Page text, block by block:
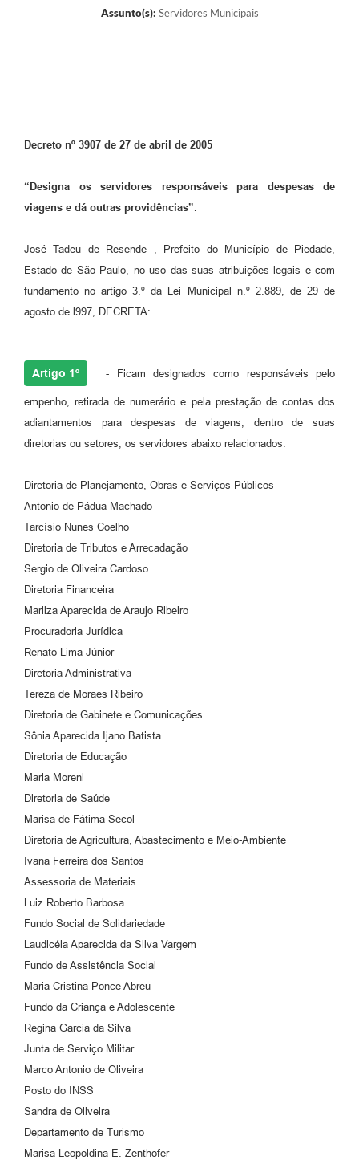
Assunto(s): Servidores Municipais
Decreto nº 3907 de 27 de abril de 2005
“Designa os servidores responsáveis para despesas de
viagens e dá outras providências”.
José Tadeu de Resende , Prefeito do Município de Piedade,
Estado de São Paulo, no uso das suas atribuições legais e com
fundamento no artigo 3.º da Lei Municipal n.º 2.889, de 29 de
agosto de l997, DECRETA:
Artigo 1º - Ficam designados como responsáveis pelo
empenho, retirada de numerário e pela prestação de contas dos
adiantamentos para despesas de viagens, dentro de suas
diretorias ou setores, os servidores abaixo relacionados:
Diretoria de Planejamento, Obras e Serviços Públicos
Antonio de Pádua Machado
Tarcísio Nunes Coelho
Diretoria de Tributos e Arrecadação
Sergio de Oliveira Cardoso
Diretoria Financeira
Marilza Aparecida de Araujo Ribeiro
Procuradoria Jurídica
Renato Lima Júnior
Diretoria Administrativa
Tereza de Moraes Ribeiro
Diretoria de Gabinete e Comunicações
Sônia Aparecida Ijano Batista
Diretoria de Educação
Maria Moreni
Diretoria de Saúde
Marisa de Fátima Secol
Diretoria de Agricultura, Abastecimento e Meio-Ambiente
Ivana Ferreira dos Santos
Assessoria de Materiais
Luiz Roberto Barbosa
Fundo Social de Solidariedade
Laudicéia Aparecida da Silva Vargem
Fundo de Assistência Social
Maria Cristina Ponce Abreu
Fundo da Criança e Adolescente
Regina Garcia da Silva
Junta de Serviço Militar
Marco Antonio de Oliveira
Posto do INSS
Sandra de Oliveira
Departamento de Turismo
Marisa Leopoldina E. Zenthofer